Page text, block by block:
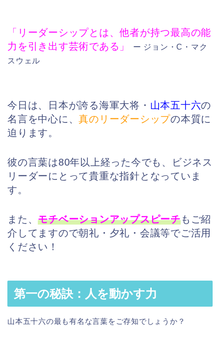
「リーダーシップとは、他者が持つ最高の能
力を引き出す芸術である」
ー ジョン・C・マク
スウェル
今日は、日本が誇る海軍大将・ 山本五十六の
名言を中心に、真のリーダーシップの本質に
迫ります。
彼の言葉は80年以上経った今でも、ビジネス
リーダーにとって貴重な指針となっていま
す。
また、モチベーションアップスピーチもご紹
介してますので朝礼・夕礼・会議等でご活用
ください！
第一の秘訣：人を動かす力
山本五十六の最も有名な言葉をご存知でしょうか？